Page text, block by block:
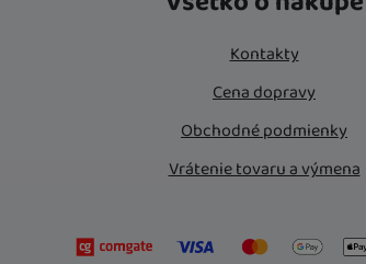
Kontakty
Cena dopravy
Obchodné podmienky
Vrátenie tovaru a výmena